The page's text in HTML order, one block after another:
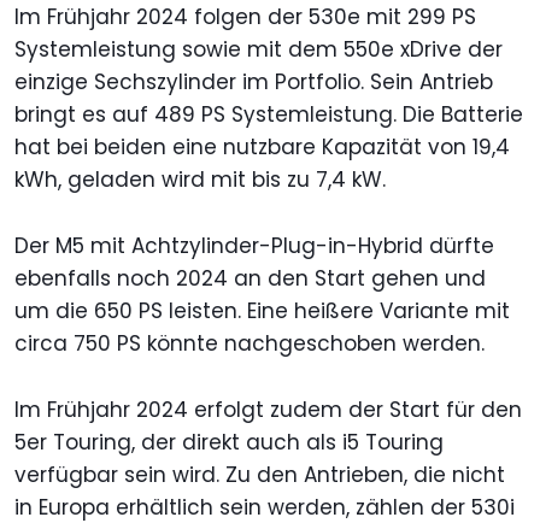
Im Frühjahr 2024 folgen der 530e mit 299 PS
Systemleistung sowie mit dem 550e xDrive der
einzige Sechszylinder im Portfolio. Sein Antrieb
bringt es auf 489 PS Systemleistung. Die Batterie
hat bei beiden eine nutzbare Kapazität von 19,4
kWh, geladen wird mit bis zu 7,4 kW.
Der M5 mit Achtzylinder-Plug-in-Hybrid dürfte
ebenfalls noch 2024 an den Start gehen und
um die 650 PS leisten. Eine heißere Variante mit
circa 750 PS könnte nachgeschoben werden.
Im Frühjahr 2024 erfolgt zudem der Start für den
5er Touring, der direkt auch als i5 Touring
verfügbar sein wird. Zu den Antrieben, die nicht
in Europa erhältlich sein werden, zählen der 530i